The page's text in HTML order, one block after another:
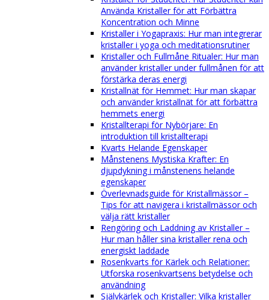
Använda Kristaller för att Förbättra
Koncentration och Minne
Kristaller i Yogapraxis: Hur man integrerar
kristaller i yoga och meditationsrutiner
Kristaller och Fullmåne Ritualer: Hur man
använder kristaller under fullmånen för att
förstärka deras energi
Kristallnät för Hemmet: Hur man skapar
och använder kristallnät för att förbättra
hemmets energi
Kristallterapi för Nybörjare: En
introduktion till kristallterapi
Kvarts Helande Egenskaper
Månstenens Mystiska Krafter: En
djupdykning i månstenens helande
egenskaper
Överlevnadsguide för Kristallmässor –
Tips för att navigera i kristallmässor och
välja rätt kristaller
Rengöring och Laddning av Kristaller –
Hur man håller sina kristaller rena och
energiskt laddade
Rosenkvarts för Kärlek och Relationer:
Utforska rosenkvartsens betydelse och
användning
Självkärlek och Kristaller: Vilka kristaller